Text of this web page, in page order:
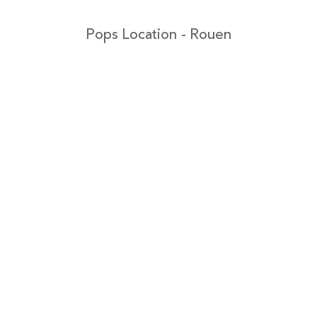
Pops Location - Rouen